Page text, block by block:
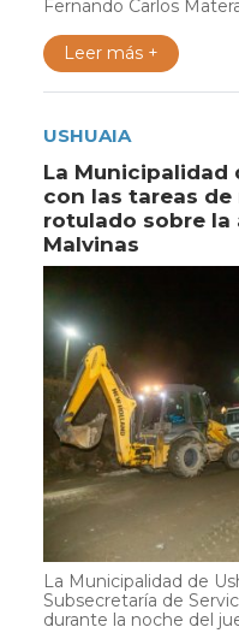
Fernando Carlos
Leer más +
USHUAIA
La Municipalidad
con las tareas
rotulado sobre la
Malvinas
La Municipalidad de
Subsecretaría de
durante la noche del